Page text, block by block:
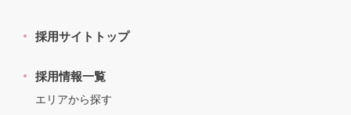
採用サイトトップ
採用情報一覧
エリアから探す